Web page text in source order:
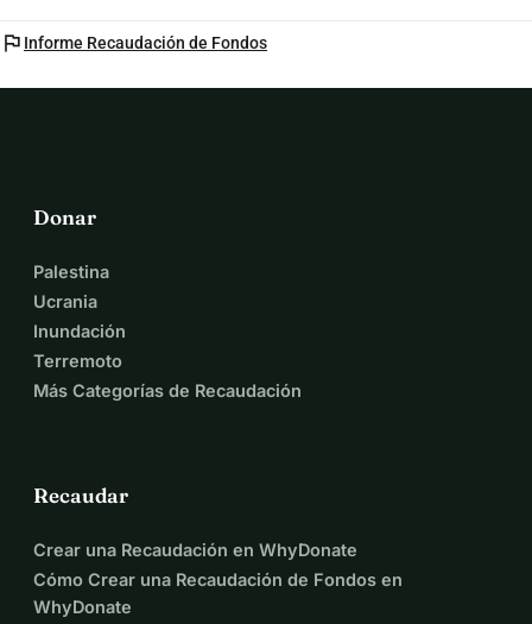
más brillante hasta ahora!
flag Informe Recaudación de Fondos
Donar
Palestina
Ucrania
Inundación
Terremoto
Más Categorías de Recaudación
Recaudar
Crear una Recaudación en WhyDonate
Cómo Crear una Recaudación de Fondos en
WhyDonate